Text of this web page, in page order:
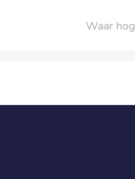
Waar